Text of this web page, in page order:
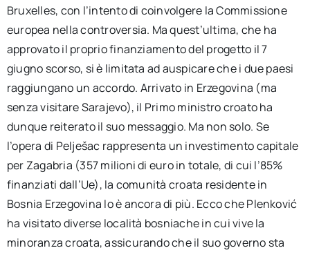
Bruxelles, con l’intento di coinvolgere la Commissione
europea nella controversia. Ma quest’ultima, che ha
approvato il proprio finanziamento del progetto il 7
giugno scorso, si è limitata ad auspicare che i due paesi
raggiungano un accordo. Arrivato in Erzegovina (ma
senza visitare Sarajevo), il Primo ministro croato ha
dunque reiterato il suo messaggio. Ma non solo. Se
l’opera di Pelješac rappresenta un investimento capitale
per Zagabria (357 milioni di euro in totale, di cui l’85%
finanziati dall’Ue), la comunità croata residente in
Bosnia Erzegovina lo è ancora di più. Ecco che Plenković
ha visitato diverse località bosniache in cui vive la
minoranza croata, assicurando che il suo governo sta